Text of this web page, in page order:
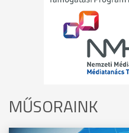
MŰSORAINK